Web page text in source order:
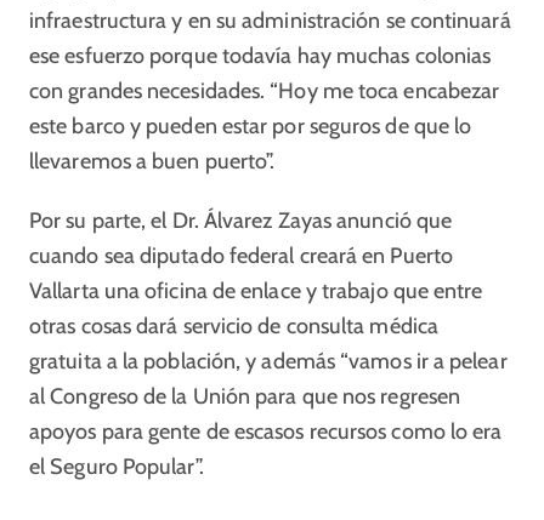
infraestructura y en su administración se continuará
ese esfuerzo porque todavía hay muchas colonias
con grandes necesidades. “Hoy me toca encabezar
este barco y pueden estar por seguros de que lo
llevaremos a buen puerto”.
Por su parte, el Dr. Álvarez Zayas anunció que
cuando sea diputado federal creará en Puerto
Vallarta una oficina de enlace y trabajo que entre
otras cosas dará servicio de consulta médica
gratuita a la población, y además “vamos ir a pelear
al Congreso de la Unión para que nos regresen
apoyos para gente de escasos recursos como lo era
el Seguro Popular”.